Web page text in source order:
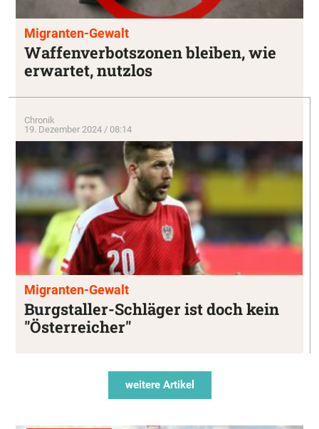
Migranten-Gewalt
Waffenverbotszonen bleiben, wie
erwartet, nutzlos
Chronik
19. Dezember 2024 / 08:14
Migranten-Gewalt
Burgstaller-Schläger ist doch kein
"Österreicher"
weitere Artikel